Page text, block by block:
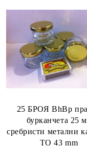
25 БРОЯ BhBp
бурканчета 25
сребристи метални
TO 43 mm